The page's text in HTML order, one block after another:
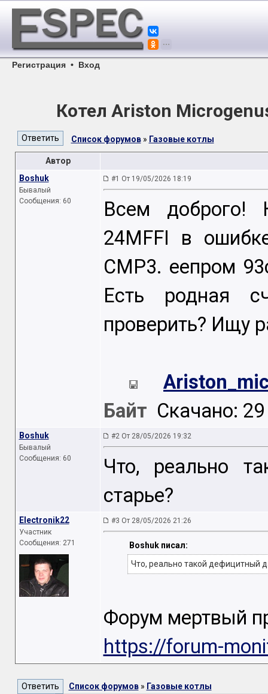
Регистрация • Вход
Котел Ariston
Список форумов» Газовые котлы
Автор
Boshuk
Бывалый
Сообщения: 60
#1 От 19/05/2026 18:19
Всем доброго!
24MFFI в
CMP3. еепром
Есть родная
проверить? Ищу
Байт Скачано:
Boshuk
Бывалый
Сообщения: 60
#2 От 28/05/2026 19:32
Что, реально
старье?
Electronik22
Участник
Сообщения: 271
#3 От 28/05/2026 21:26
Boshuk писал:
Что, реально такой дефицитный
Форум мертвый
https://forum-
Список форумов» Газовые котлы